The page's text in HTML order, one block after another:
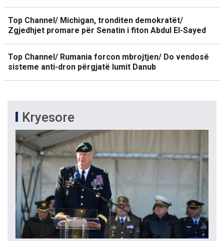
Top Channel/ Michigan, tronditen demokratët/
Zgjedhjet promare për Senatin i fiton Abdul El-Sayed
Top Channel/ Rumania forcon mbrojtjen/ Do vendosë
sisteme anti-dron përgjatë lumit Danub
Kryesore